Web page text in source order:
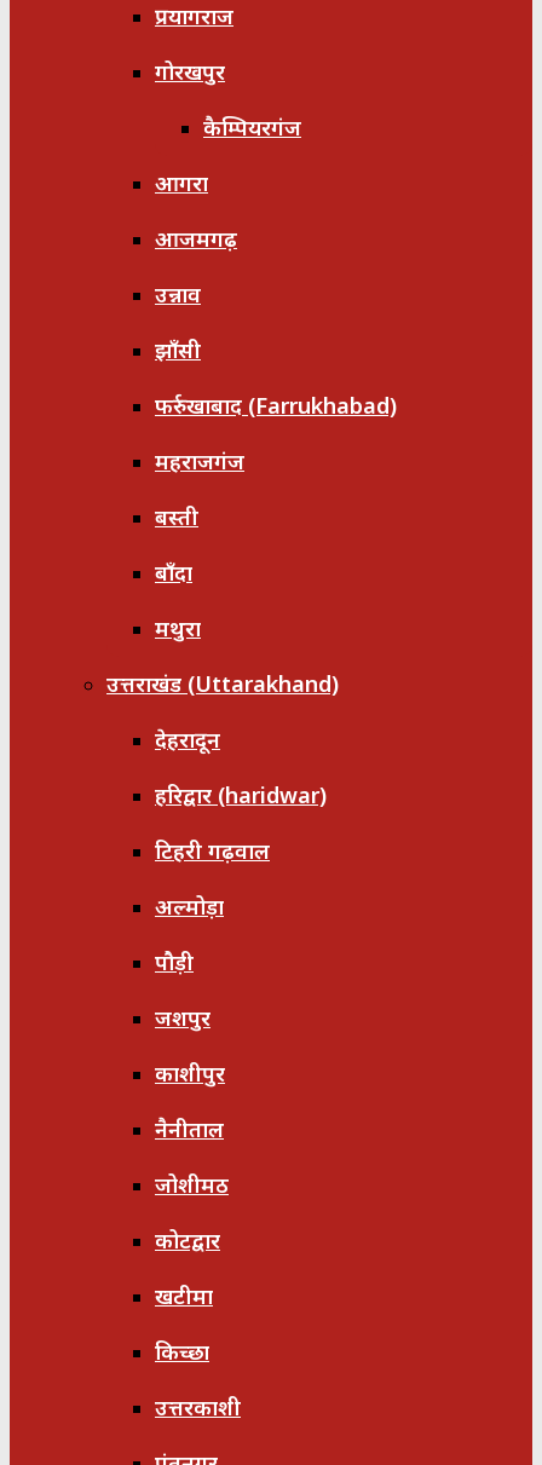
प्रयागराज
गोरखपुर
कैम्पियरगंज
आगरा
आजमगढ़
उन्नाव
झाँसी
फर्रुखाबाद (Farrukhabad)
महराजगंज
बस्ती
बाँदा
मथुरा
उत्तराखंड (Uttarakhand)
देहरादून
हरिद्वार (haridwar)
टिहरी गढ़वाल
अल्मोड़ा
पौड़ी
जशपुर
काशीपुर
नैनीताल
जोशीमठ
कोटद्वार
खटीमा
किच्छा
उत्तरकाशी